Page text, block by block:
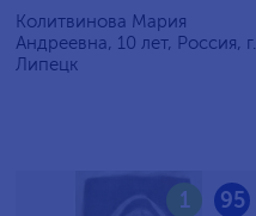
Колитвинова Мария
Андреевна, 10 лет, Россия, г.
Липецк
95
1